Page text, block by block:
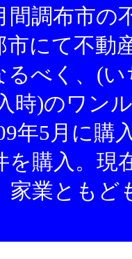
間調布市の
市にて不動
るべく、(
時)のワン
年5月に購
を購入。現
家業とも